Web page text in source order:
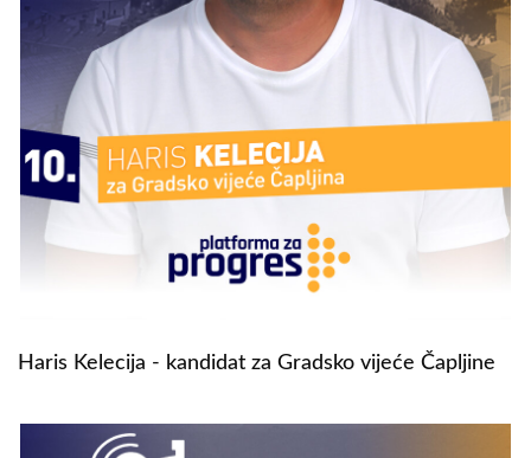
Haris Kelecija - kandidat za Gradsko vijeće Čapljine